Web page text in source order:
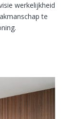
werkelijkheid
te